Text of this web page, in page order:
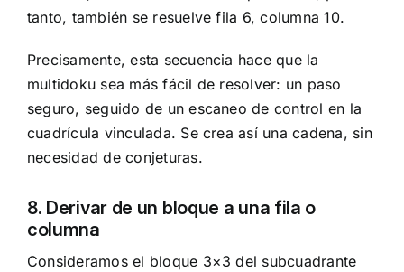
tanto, también se resuelve fila 6, columna 10.
Precisamente, esta secuencia hace que la
multidoku sea más fácil de resolver: un paso
seguro, seguido de un escaneo de control en la
cuadrícula vinculada. Se crea así una cadena, sin
necesidad de conjeturas.
8. Derivar de un bloque a una fila o
columna
Consideramos el bloque 3×3 del subcuadrante